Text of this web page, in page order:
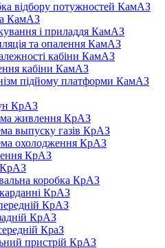
відбору потужностей КамАЗ
КамАЗ
і приладдя КамАЗ
та опалення КамАЗ
кабіни КамАЗ
кабіни КамАЗ
підйому платформи КамАЗ
КрАЗ
живлення КрАЗ
выпуску газів КрАЗ
охолодження КрАЗ
КрАЗ
коробка КрАЗ
КрАЗ
КрАЗ
КрАЗ
КраЗ
пристрій КрАЗ